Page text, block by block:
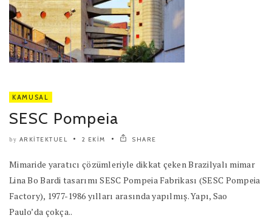
KAMUSAL
SESC Pompeia
by ARKITEKTUEL 2 EKIM SHARE
Mimaride yaratıcı çözümleriyle dikkat çeken Brazilyalı mimar
Lina Bo Bardi tasarımı SESC Pompeia Fabrikası (SESC Pompeia
Factory), 1977-1986 yılları arasında yapılmış. Yapı, Sao
Paulo’da çokça..